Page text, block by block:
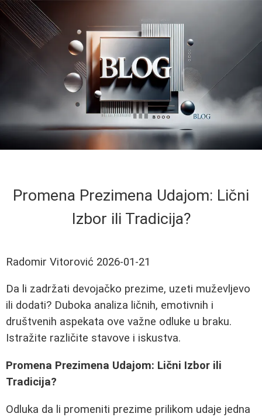
Promena Prezimena Udajom: Lični
Izbor ili Tradicija?
Radomir Vitorović 2026-01-21
Da li zadržati devojačko prezime, uzeti muževljevo
ili dodati? Duboka analiza ličnih, emotivnih i
društvenih aspekata ove važne odluke u braku.
Istražite različite stavove i iskustva.
Promena Prezimena Udajom: Lični Izbor ili
Tradicija?
Odluka da li promeniti prezime prilikom udaje jedna